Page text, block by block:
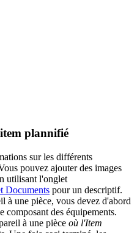
plannifié
sur les différents
pouvez ajouter des images
utilisant l'onglet
Documents pour un descriptif.
à une pièce, vous devez d'abord
composant des équipements.
à une pièce où l'Item